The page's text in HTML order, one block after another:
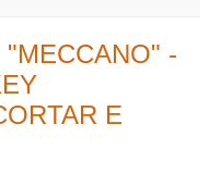
-
E